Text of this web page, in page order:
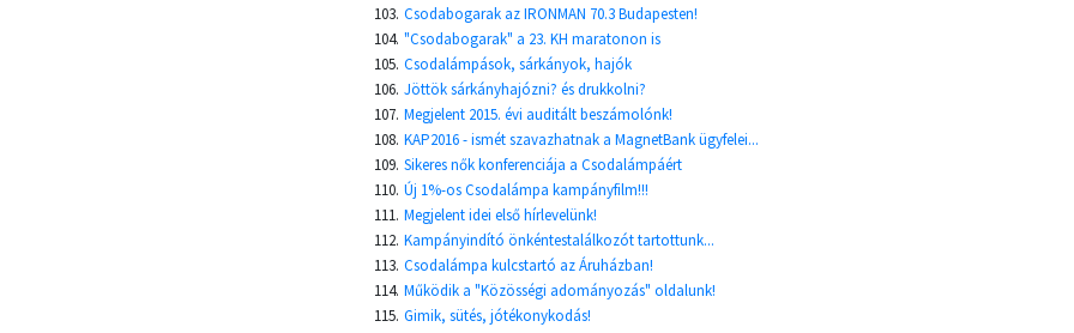
103. Csodabogarak az IRONMAN 70.3 Budapesten!
104. "Csodabogarak" a 23. KH maratonon is
105. Csodalámpások, sárkányok, hajók
106. Jöttök sárkányhajózni? és drukkolni?
107. Megjelent 2015. évi auditált beszámolónk!
108. KAP2016 - ismét szavazhatnak a MagnetBank ügyfelei...
109. Sikeres nők konferenciája a Csodalámpáért
110. Új 1%-os Csodalámpa kampányfilm!!!
111. Megjelent idei első hírlevelünk!
112. Kampányindító önkéntestalálkozót tartottunk...
113. Csodalámpa kulcstartó az Áruházban!
114. Működik a "Közösségi adományozás" oldalunk!
115. Gimik, sütés, jótékonykodás!